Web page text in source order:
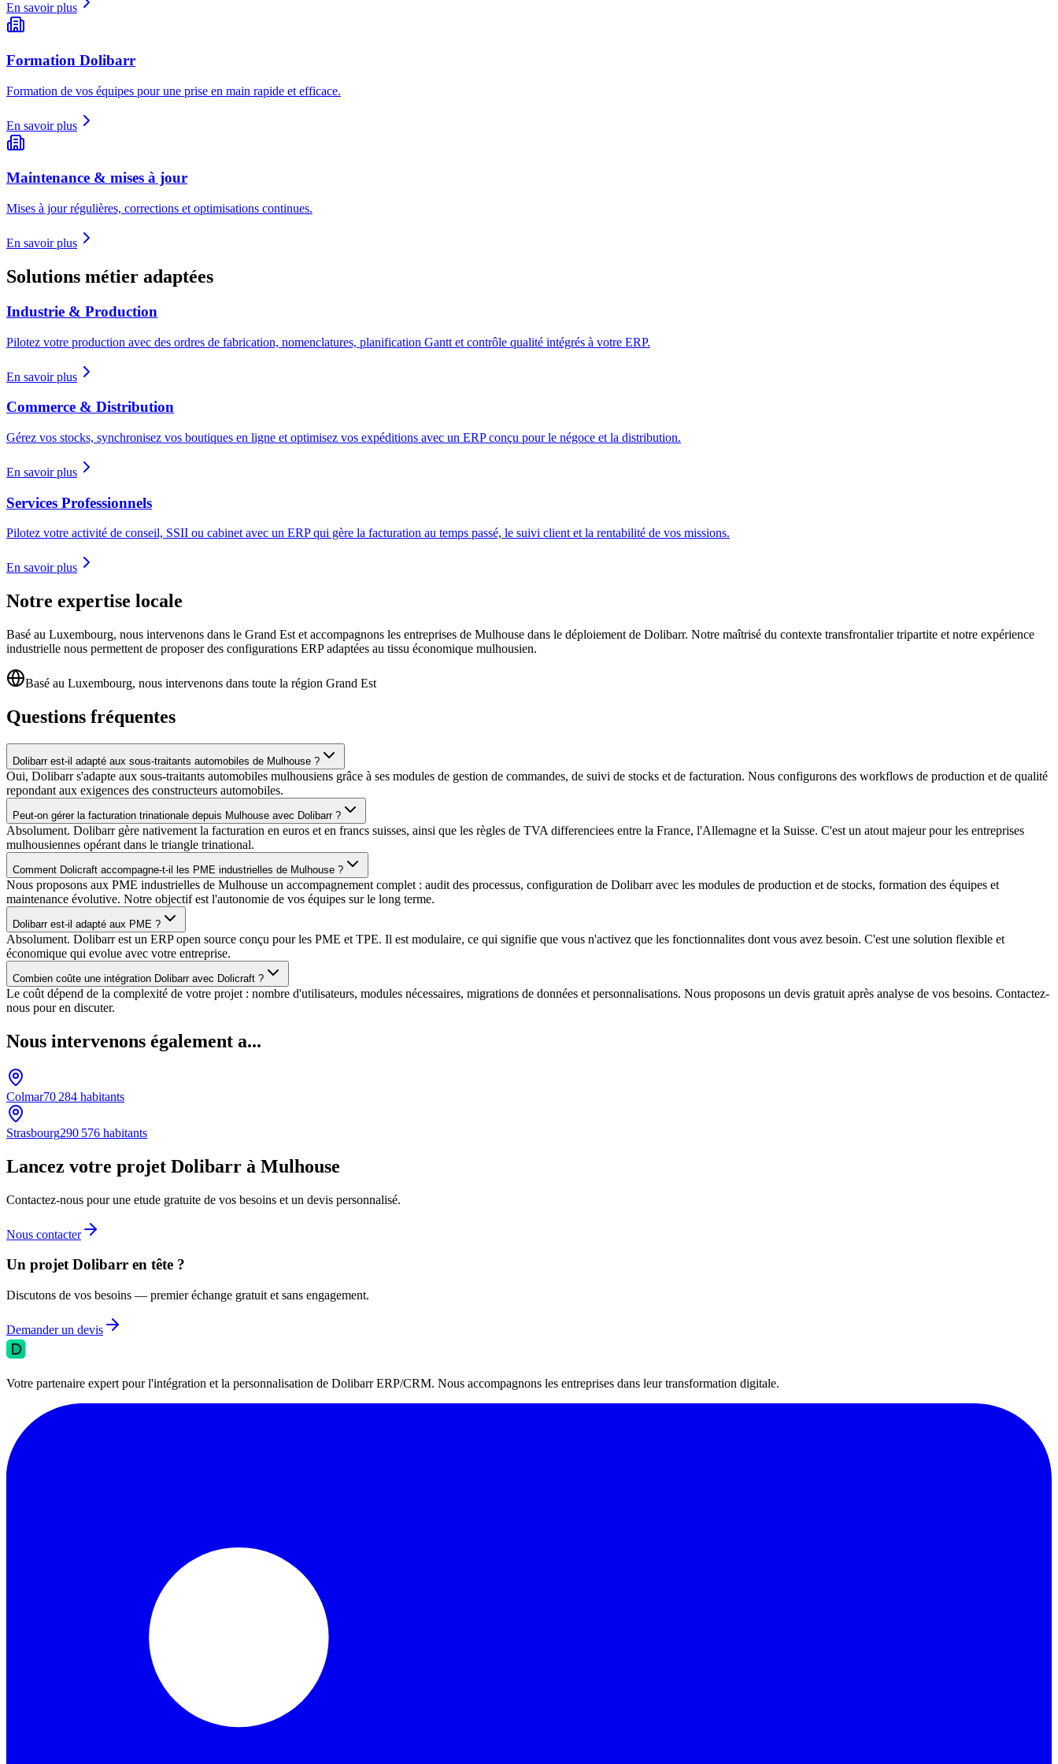
En savoir plus
Formation Dolibarr
Formation de vos équipes pour une prise en main rapide et efficace.
En savoir plus
Maintenance & mises à jour
Mises à jour régulières, corrections et optimisations continues.
En savoir plus
Solutions métier adaptées
Industrie & Production
Pilotez votre production avec des ordres de fabrication, nomenclatures, planification Gantt et contrôle qualité intégrés à votre ERP.
En savoir plus
Commerce & Distribution
Gérez vos stocks, synchronisez vos boutiques en ligne et optimisez vos expéditions avec un ERP conçu pour le négoce et la distribution.
En savoir plus
Services Professionnels
Pilotez votre activité de conseil, SSII ou cabinet avec un ERP qui gère la facturation au temps passé, le suivi client et la rentabilité de vos missions.
En savoir plus
Notre expertise locale
Basé au Luxembourg, nous intervenons dans le Grand Est et accompagnons les entreprises de Mulhouse dans le déploiement de Dolibarr. Notre maîtrisé du contexte transfrontalier tripartite et notre expérience
industrielle nous permettent de proposer des configurations ERP adaptées au tissu économique mulhousien.
Basé au Luxembourg, nous intervenons dans toute la région Grand Est
Questions fréquentes
Dolibarr est-il adapté aux sous-traitants automobiles de Mulhouse ?
Oui, Dolibarr s'adapte aux sous-traitants automobiles mulhousiens grâce à ses modules de gestion de commandes, de suivi de stocks et de facturation. Nous configurons des workflows de production et de qualité
repondant aux exigences des constructeurs automobiles.
Peut-on gérer la facturation trinationale depuis Mulhouse avec Dolibarr ?
Absolument. Dolibarr gère nativement la facturation en euros et en francs suisses, ainsi que les règles de TVA differenciees entre la France, l'Allemagne et la Suisse. C'est un atout majeur pour les entreprises
mulhousiennes opérant dans le triangle trinational.
Comment Dolicraft accompagne-t-il les PME industrielles de Mulhouse ?
Nous proposons aux PME industrielles de Mulhouse un accompagnement complet : audit des processus, configuration de Dolibarr avec les modules de production et de stocks, formation des équipes et
maintenance évolutive. Notre objectif est l'autonomie de vos équipes sur le long terme.
Dolibarr est-il adapté aux PME ?
Absolument. Dolibarr est un ERP open source conçu pour les PME et TPE. Il est modulaire, ce qui signifie que vous n'activez que les fonctionnalites dont vous avez besoin. C'est une solution flexible et
économique qui evolue avec votre entreprise.
Combien coûte une intégration Dolibarr avec Dolicraft ?
Le coût dépend de la complexité de votre projet : nombre d'utilisateurs, modules nécessaires, migrations de données et personnalisations. Nous proposons un devis gratuit après analyse de vos besoins. Contactez-
nous pour en discuter.
Nous intervenons également a...
Colmar70 284 habitants
Strasbourg290 576 habitants
Lancez votre projet Dolibarr à Mulhouse
Contactez-nous pour une etude gratuite de vos besoins et un devis personnalisé.
Nous contacter
Un projet Dolibarr en tête ?
Discutons de vos besoins — premier échange gratuit et sans engagement.
Demander un devis
Votre partenaire expert pour l'intégration et la personnalisation de Dolibarr ERP/CRM. Nous accompagnons les entreprises dans leur transformation digitale.